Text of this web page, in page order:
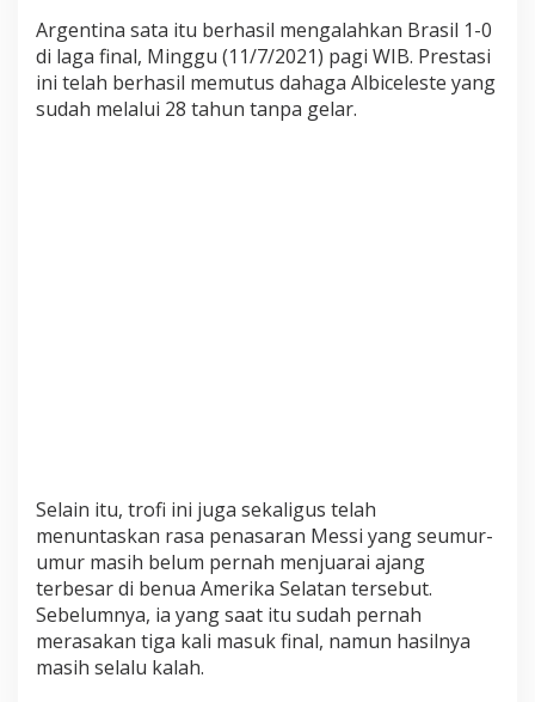
M
e
n
d
a
B
e
r
s
a
Argentina sata itu berhasil mengalahkan Brasil 1-0
di laga final, Minggu (11/7/2021) pagi WIB. Prestasi
ini telah berhasil memutus dahaga Albiceleste yang
sudah melalui 28 tahun tanpa gelar.
Selain itu, trofi ini juga sekaligus telah
menuntaskan rasa penasaran Messi yang seumur-
umur masih belum pernah menjuarai ajang
terbesar di benua Amerika Selatan tersebut.
Sebelumnya, ia yang saat itu sudah pernah
merasakan tiga kali masuk final, namun hasilnya
masih selalu kalah.